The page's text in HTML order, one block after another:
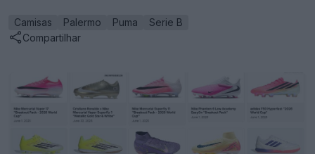
Camisas Palermo Puma
Serie B
Compartilhar